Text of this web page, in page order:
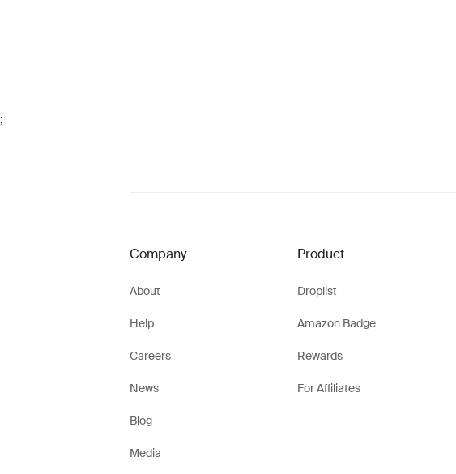
;
Company
About
Help
Careers
News
Blog
Media
Product
Droplist
Amazon Badge
Rewards
For Affiliates